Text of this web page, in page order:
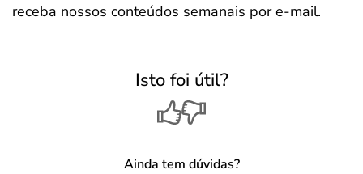
receba nossos conteúdos semanais por e-mail.
Isto foi útil?
Ainda tem dúvidas?